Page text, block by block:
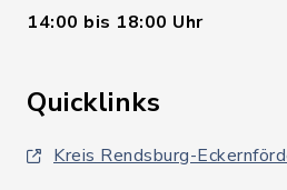
14:00 bis 18:00 Uhr
Quicklinks
Kreis Rendsburg-